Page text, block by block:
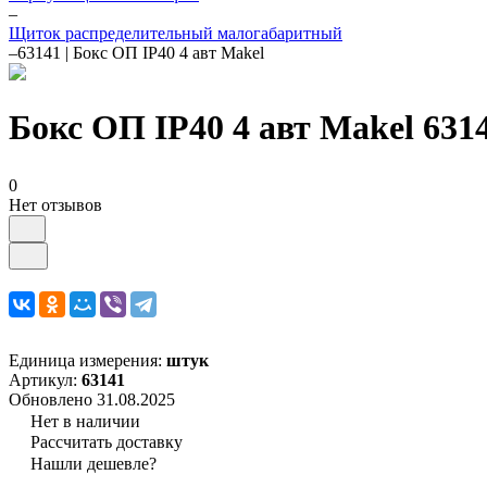
–
Щиток распределительный малогабаритный
–63141 | Бокс ОП IP40 4 авт Makel
Бокс ОП IP40 4 авт Makel
0
Нет отзывов
Единица измерения: штук
Артикул: 63141
Обновлено 31.08.2025
Нет в наличии
Рассчитать доставку
Нашли дешевле?